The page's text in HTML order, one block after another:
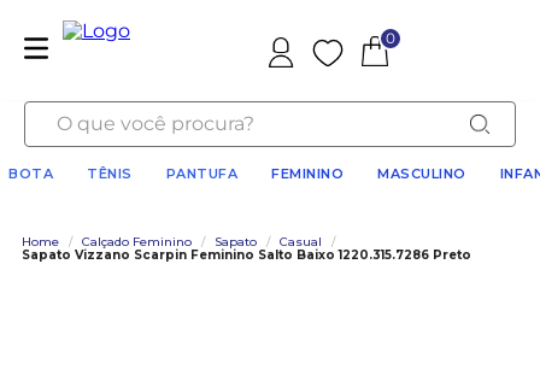
Favoritos
0
O que você procura?
BOTA TÊNIS PANTUFA FEMININO MASCULINO
Home / Calçado Feminino / Sapato / Casual
/
Sapato Vizzano Scarpin Feminino Salto Baixo 1220.315.7286 Preto